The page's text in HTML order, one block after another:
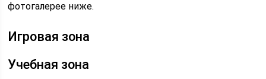
фотогалерее ниже.
Игровая зона
Учебная зона